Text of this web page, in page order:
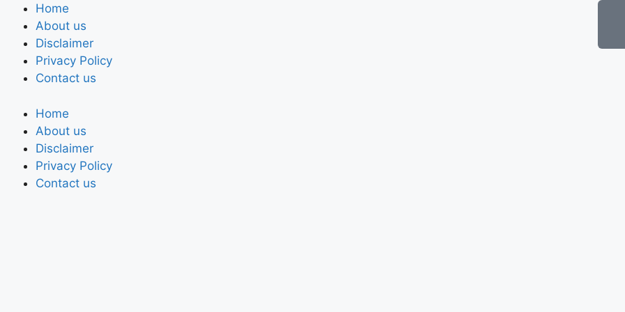
Home
About us
Disclaimer
Privacy Policy
Contact us
Home
About us
Disclaimer
Privacy Policy
Contact us